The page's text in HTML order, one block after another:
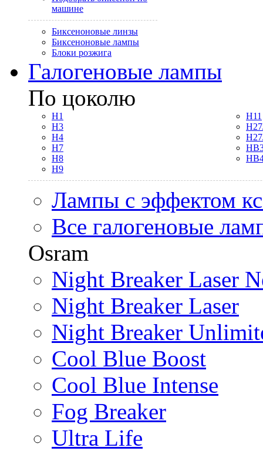
машине
Биксеноновые линзы
Биксеноновые лампы
Блоки розжига
Галогеновые лампы
По цоколю
H1
H3
H4
H7
H8
H9
H11
Лампы с эффектом
Все галогеновые
Osram
Night Breaker Laser
Night Breaker Laser
Night Breaker
Cool Blue Boost
Cool Blue Intense
Fog Breaker
Ultra Life